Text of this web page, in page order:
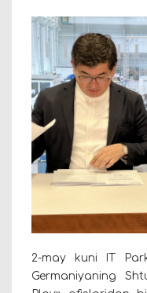
2-may kuni IT
Germaniyaning